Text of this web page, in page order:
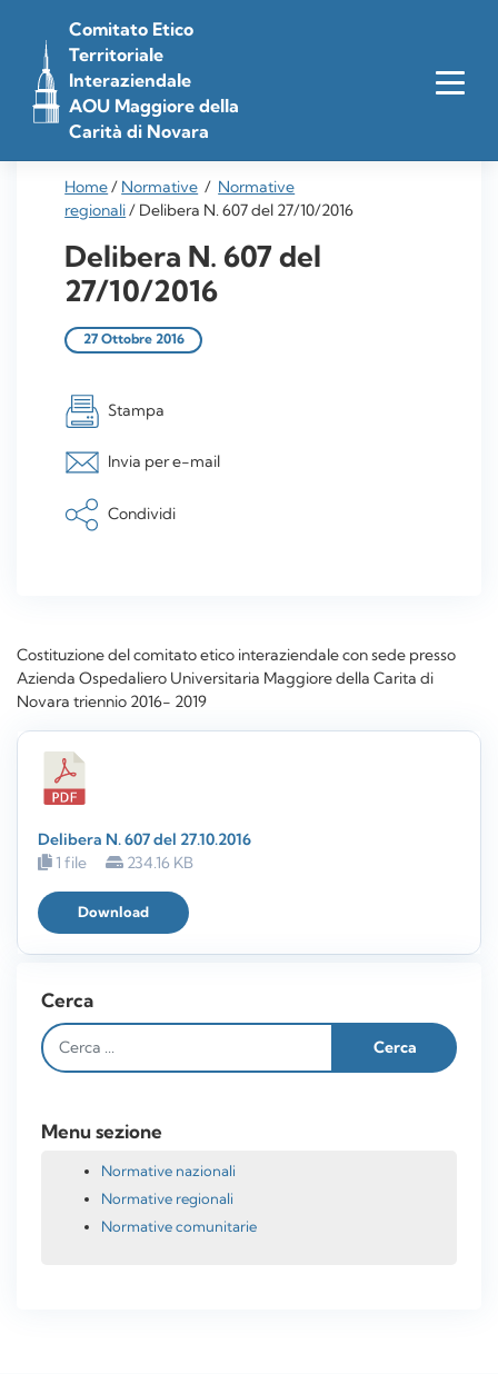
contenuto
Comitato Etico
Territoriale
Interaziendale
AOU Maggiore della
Carità di Novara
Home/ Normative / Normative
regionali/ Delibera N. 607 del 27/10/2016
Delibera N. 607 del
27/10/2016
27 Ottobre 2016
Stampa
Invia per e-mail
Condividi
Costituzione del comitato etico interaziendale con sede presso
Azienda Ospedaliero Universitaria Maggiore della Carita di
Novara triennio 2016- 2019
Delibera N. 607 del 27.10.2016
1 file
234.16 KB
Download
Cerca
Menu sezione
Normative nazionali
Normative regionali
Normative comunitarie